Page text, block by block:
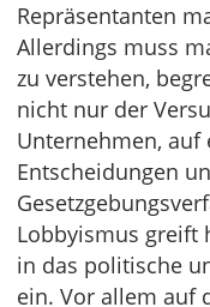
Repräsentanten
Allerdings muss
zu verstehen,
nicht nur der
Unternehmen,
Entscheidungen
Lobbyismus greift
in das politische
ein. Vor allem auf